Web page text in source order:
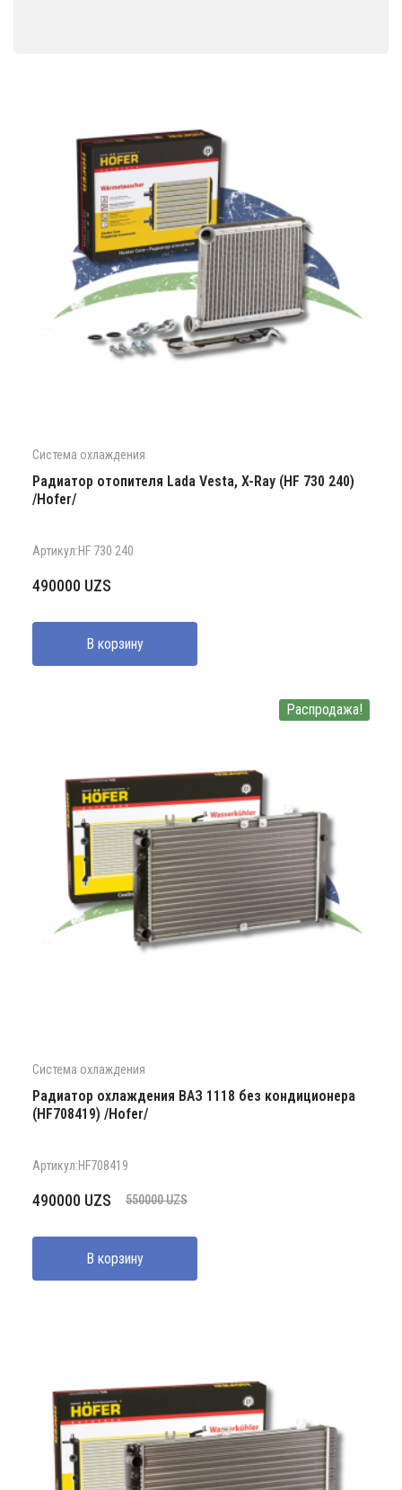
Система охлаждения
Радиатор отопителя Lada Vesta, X-Ray (HF 730 240)
/Hofer/
Артикул:HF 730 240
490000 UZS
В корзину
Распродажа!
Система охлаждения
Радиатор охлаждения ВАЗ 1118 без кондиционера
(HF708419) /Hofer/
Артикул:HF708419
550000UZS
Первоначальная
составляла
550000 UZS.
490000 UZS
Текущая
490000 UZS.
В корзину